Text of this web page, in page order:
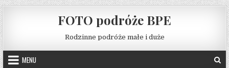
Skip to content
FOTO podróże BPE
Rodzinne podróże małe i duże
MENU